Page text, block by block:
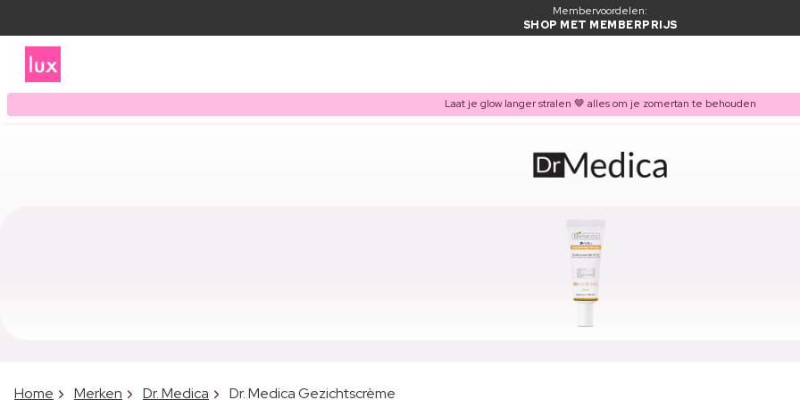
Membervoordelen:
SHOP MET MEMBERPRIJS
Laat je glow langer stralen 🤎 alles om je zomertan te behouden
Home Merken Dr. Medica Dr. Medica Gezichtscrème